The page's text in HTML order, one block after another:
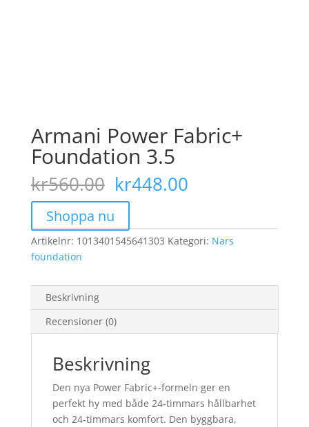
Armani Power Fabric+
Foundation 3.5
kr560.00 Det
ursprungliga
priset
var:
kr560.00.
kr448.00Det
är:
kr448.00.
Shoppa nu
Artikelnr: 1013401545641303 Kategori: Nars
foundation
Beskrivning
Recensioner (0)
Beskrivning
Den nya Power Fabric+-formeln ger en
perfekt hy med både 24-timmars hållbarhet
och 24-timmars komfort. Den byggbara,